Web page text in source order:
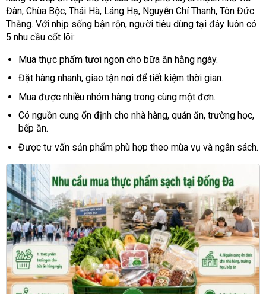
Đàn, Chùa Bộc, Thái Hà, Láng Hạ, Nguyễn Chí Thanh, Tôn Đức
Thắng. Với nhịp sống bận rộn, người tiêu dùng tại đây luôn có
5 nhu cầu cốt lõi:
Mua thực phẩm tươi ngon cho bữa ăn hằng ngày.
Đặt hàng nhanh, giao tận nơi để tiết kiệm thời gian.
Mua được nhiều nhóm hàng trong cùng một đơn.
Có nguồn cung ổn định cho nhà hàng, quán ăn, trường học,
bếp ăn.
Được tư vấn sản phẩm phù hợp theo mùa vụ và ngân sách.